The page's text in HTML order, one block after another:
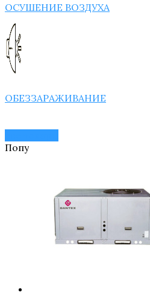
ОСУШЕНИЕ ВОЗДУХА
ОБЕЗЗАРАЖИВАНИЕ
Популярное!